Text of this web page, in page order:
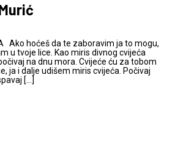
Ako hoćeš da te zaboravim ja to mogu,
u tvoje lice. Kao miris divnog cvijeća
na dnu mora. Cvijeće ću za tobom
ja i dalje udišem miris cvijeća. Počivaj
[…]